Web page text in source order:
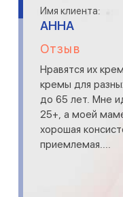
Имя клиента:
АННА
Отзыв
Нравятся их
кремы для
до 65 лет. Мне
25+, а моей
хорошая
приемлемая....